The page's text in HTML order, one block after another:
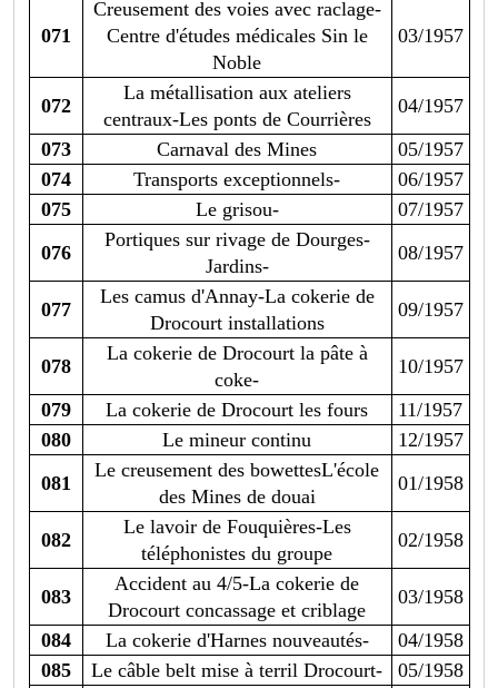
071
Creusement des voies avec raclage-
Centre d'études médicales Sin le
Noble
03/1957
072
La métallisation aux ateliers
centraux-Les ponts de Courrières
04/1957
073
Carnaval des Mines
05/1957
074
Transports exceptionnels-
06/1957
075
Le grisou-
07/1957
076
Portiques sur rivage de Dourges-
Jardins-
08/1957
077
Les camus d'Annay-La cokerie de
Drocourt installations
09/1957
078
La cokerie de Drocourt la pâte à
coke-
10/1957
079
La cokerie de Drocourt les fours
11/1957
080
Le mineur continu
12/1957
081
Le creusement des bowettesL'école
des Mines de douai
01/1958
082
Le lavoir de Fouquières-Les
téléphonistes du groupe
02/1958
083
Accident au 4/5-La cokerie de
Drocourt concassage et criblage
03/1958
084
La cokerie d'Harnes nouveautés-
04/1958
085
Le câble belt mise à terril Drocourt-
05/1958